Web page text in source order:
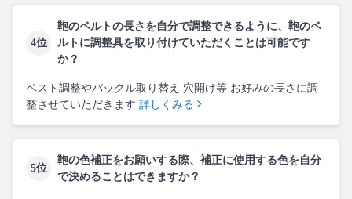
4位
鞄のベルトの長さを自分で調整できるように、鞄のベ
ルトに調整具を取り付けていただくことは可能です
か？
ベスト調整やバックル取り替え 穴開け等 お好みの長さに調
整させていただきます 詳しくみる
5位
鞄の色補正をお願いする際、補正に使用する色を自分
で決めることはできますか？